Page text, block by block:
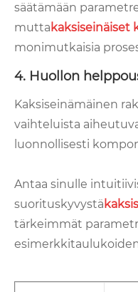
säätämään
mutta kaksiseinäiset
monimutkaisia
4. Huollon
Kaksiseinämäinen
vaihteluista
luonnollisesti
Antaa sinulle
suorituskyvystä
tärkeimmät